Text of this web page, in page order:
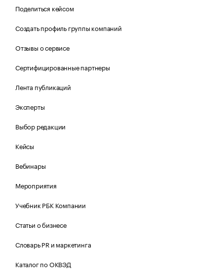
Поделиться кейсом
Создать профиль группы компаний
Отзывы о сервисе
Сертифицированные партнеры
Лента публикаций
Эксперты
Выбор редакции
Кейсы
Вебинары
Мероприятия
Учебник РБК Компании
Статьи о бизнесе
Словарь PR и маркетинга
Каталог по ОКВЭД